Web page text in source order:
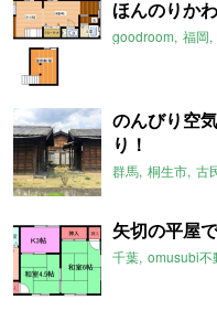
ほんのりか
goodroom 福岡
のんびり空
り！
群馬 桐生市 古
矢切の平屋
千葉 omusubi不